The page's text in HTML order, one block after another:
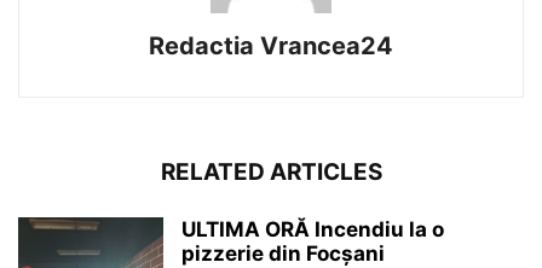
Redactia Vrancea24
RELATED ARTICLES
ULTIMA ORĂ Incendiu la o
pizzerie din Focșani